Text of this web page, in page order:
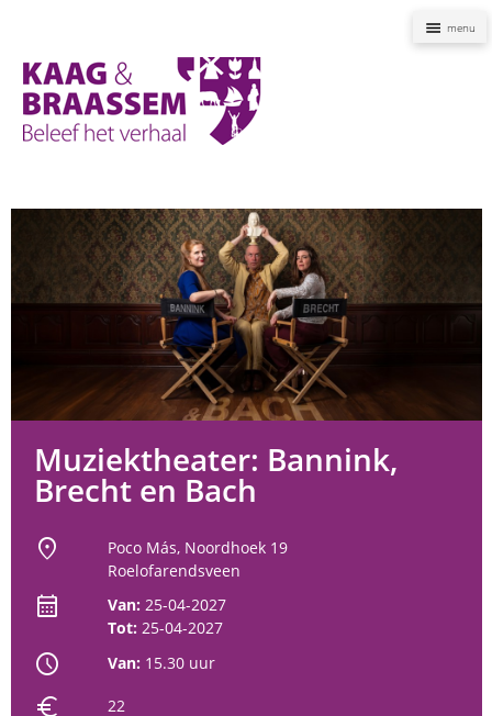
Muziektheater: Bannink,
Brecht en Bach
location_on
Poco Más, Noordhoek 19
Roelofarendsveen
calendar_month Van: 25-04-2027
Tot: 25-04-2027
schedule Van: 15.30 uur
euro 22